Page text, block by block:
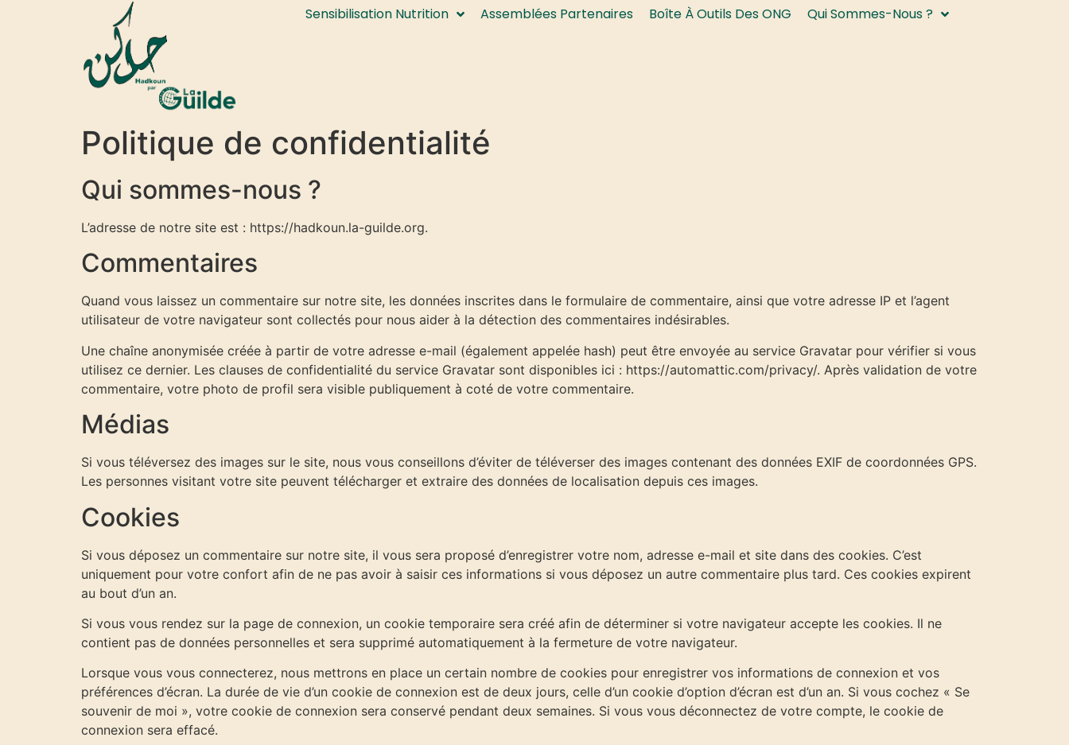
Sensibilisation Nutrition Assemblées Partenaires Boîte À Outils Des ONG Qui Sommes-Nous ?
Politique de confidentialité
Qui sommes-nous ?
L’adresse de notre site est : https://hadkoun.la-guilde.org.
Commentaires
Quand vous laissez un commentaire sur notre site, les données inscrites dans le formulaire de commentaire, ainsi que votre adresse IP et l’agent
utilisateur de votre navigateur sont collectés pour nous aider à la détection des commentaires indésirables.
Une chaîne anonymisée créée à partir de votre adresse e-mail (également appelée hash) peut être envoyée au service Gravatar pour vérifier si vous
utilisez ce dernier. Les clauses de confidentialité du service Gravatar sont disponibles ici : https://automattic.com/privacy/. Après validation de votre
commentaire, votre photo de profil sera visible publiquement à coté de votre commentaire.
Médias
Si vous téléversez des images sur le site, nous vous conseillons d’éviter de téléverser des images contenant des données EXIF de coordonnées GPS.
Les personnes visitant votre site peuvent télécharger et extraire des données de localisation depuis ces images.
Cookies
Si vous déposez un commentaire sur notre site, il vous sera proposé d’enregistrer votre nom, adresse e-mail et site dans des cookies. C’est
uniquement pour votre confort afin de ne pas avoir à saisir ces informations si vous déposez un autre commentaire plus tard. Ces cookies expirent
au bout d’un an.
Si vous vous rendez sur la page de connexion, un cookie temporaire sera créé afin de déterminer si votre navigateur accepte les cookies. Il ne
contient pas de données personnelles et sera supprimé automatiquement à la fermeture de votre navigateur.
Lorsque vous vous connecterez, nous mettrons en place un certain nombre de cookies pour enregistrer vos informations de connexion et vos
préférences d’écran. La durée de vie d’un cookie de connexion est de deux jours, celle d’un cookie d’option d’écran est d’un an. Si vous cochez « Se
souvenir de moi », votre cookie de connexion sera conservé pendant deux semaines. Si vous vous déconnectez de votre compte, le cookie de
connexion sera effacé.